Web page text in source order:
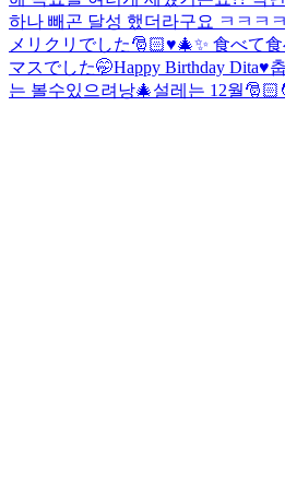
하나 빼곤 달성 했더라구요 ㅋㅋㅋ
メリクリでした🎅🏻♥️🎄✨ 食べて
マスでした🤭Happy Birthday Dita♥️
는 볼수있으려낭🎄설레는 12월